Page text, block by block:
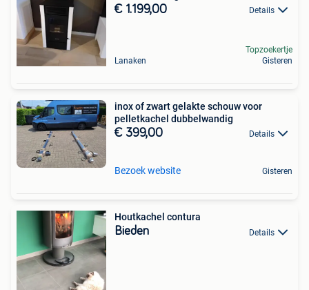
€ 1.199,00 Details
Lanaken
Topzoekertje
Gisteren
inox of zwart gelakte schouw voor
pelletkachel dubbelwandig
€ 399,00 Details
Bezoek website Gisteren
Houtkachel contura
Bieden Details